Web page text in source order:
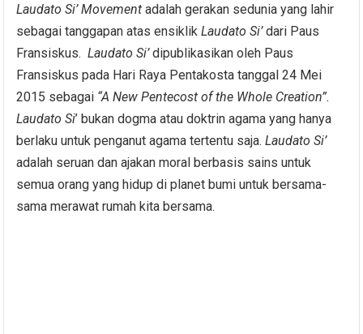
Laudato Si’ Movement adalah gerakan sedunia yang lahir
sebagai tanggapan atas ensiklikLaudato Si’dari Paus
Fransiskus.Laudato Si’dipublikasikan oleh Paus
Fransiskus pada Hari Raya Pentakosta tanggal 24 Mei
2015 sebagai “A New Pentecost of the Whole Creation”.
Laudato Si’ bukan dogma atau doktrin agama yang hanya
berlaku untuk penganut agama tertentu saja.Laudato Si’
adalah seruan dan ajakan moral berbasis sains untuk
semua orang yang hidup di planet bumi untuk bersama-
sama merawat rumah kita bersama.